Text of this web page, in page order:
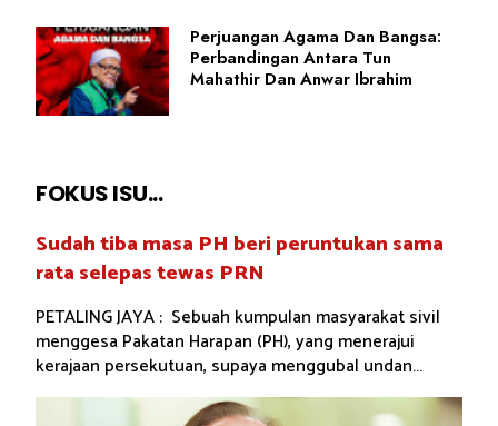
Perjuangan Agama Dan Bangsa:
Perbandingan Antara Tun
Mahathir Dan Anwar Ibrahim
FOKUS ISU...
Sudah tiba masa PH beri peruntukan sama
rata selepas tewas PRN
PETALING JAYA : Sebuah kumpulan masyarakat sivil
menggesa Pakatan Harapan (PH), yang menerajui
kerajaan persekutuan, supaya menggubal undan...